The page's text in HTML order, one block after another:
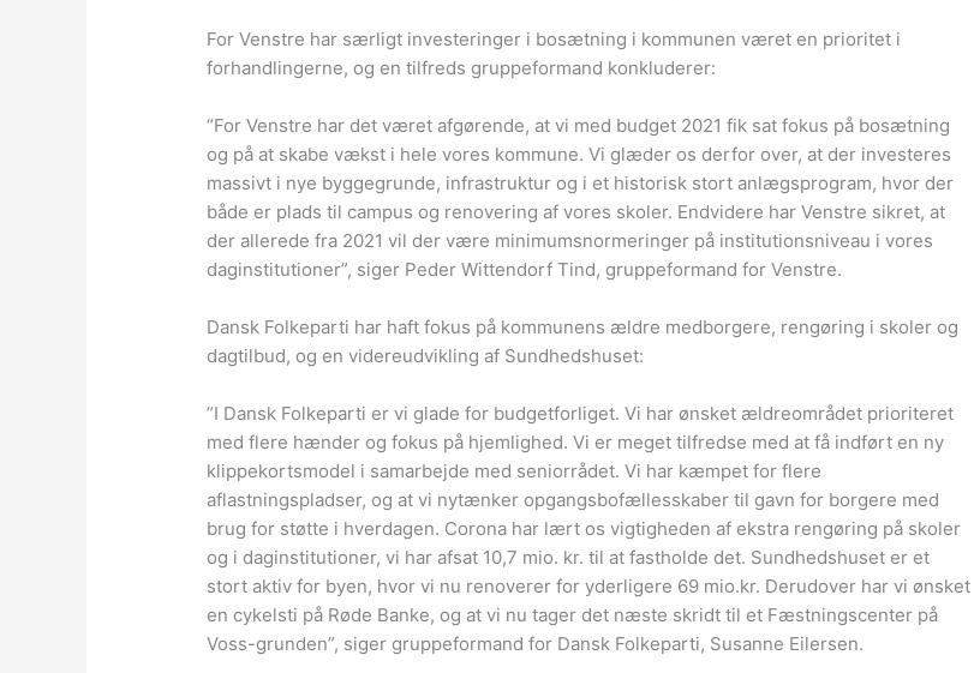
For Venstre har særligt investeringer i bosætning i kommunen været en prioritet i
forhandlingerne, og en tilfreds gruppeformand konkluderer:
“For Venstre har det været afgørende, at vi med budget 2021 fik sat fokus på bosætning
og på at skabe vækst i hele vores kommune. Vi glæder os derfor over, at der investeres
massivt i nye byggegrunde, infrastruktur og i et historisk stort anlægsprogram, hvor der
både er plads til campus og renovering af vores skoler. Endvidere har Venstre sikret, at
der allerede fra 2021 vil der være minimumsnormeringer på institutionsniveau i vores
daginstitutioner”, siger Peder Wittendorf Tind, gruppeformand for Venstre.
Dansk Folkeparti har haft fokus på kommunens ældre medborgere, rengøring i skoler og
dagtilbud, og en videreudvikling af Sundhedshuset:
”I Dansk Folkeparti er vi glade for budgetforliget. Vi har ønsket ældreområdet prioriteret
med flere hænder og fokus på hjemlighed. Vi er meget tilfredse med at få indført en ny
klippekortsmodel i samarbejde med seniorrådet. Vi har kæmpet for flere
aflastningspladser, og at vi nytænker opgangsbofællesskaber til gavn for borgere med
brug for støtte i hverdagen. Corona har lært os vigtigheden af ekstra rengøring på skoler
og i daginstitutioner, vi har afsat 10,7 mio. kr. til at fastholde det. Sundhedshuset er et
stort aktiv for byen, hvor vi nu renoverer for yderligere 69 mio.kr. Derudover har vi ønsket
en cykelsti på Røde Banke, og at vi nu tager det næste skridt til et Fæstningscenter på
Voss-grunden”, siger gruppeformand for Dansk Folkeparti, Susanne Eilersen.